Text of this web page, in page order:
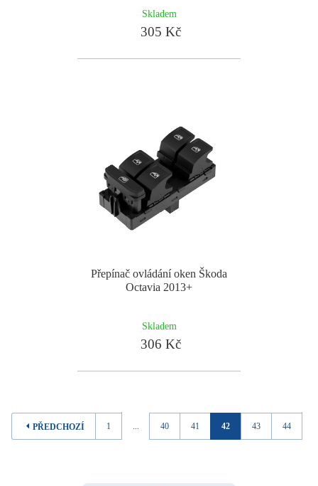
Skladem
305 Kč
Přepínač ovládání oken Škoda
Octavia 2013+
Skladem
306 Kč
PŘEDCHOZÍ 1 ... 40 41 42 43 44